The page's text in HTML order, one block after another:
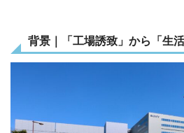
背景｜「工場誘致」から「生